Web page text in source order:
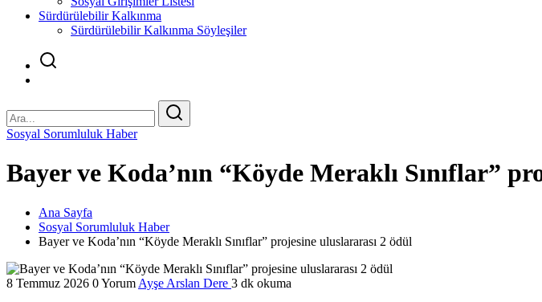
Sürdürülebilir Kalkınma
Sürdürülebilir Kalkınma Söyleşiler
Sosyal Sorumluluk Haber
Bayer ve Koda’nın “Köyde Meraklı Sınıflar”
Ana Sayfa
Sosyal Sorumluluk Haber
Bayer ve Koda’nın “Köyde Meraklı Sınıflar” projesine uluslararası 2 ödül
8 Temmuz 2026 0 Yorum Ayşe Arslan Dere 3 dk okuma